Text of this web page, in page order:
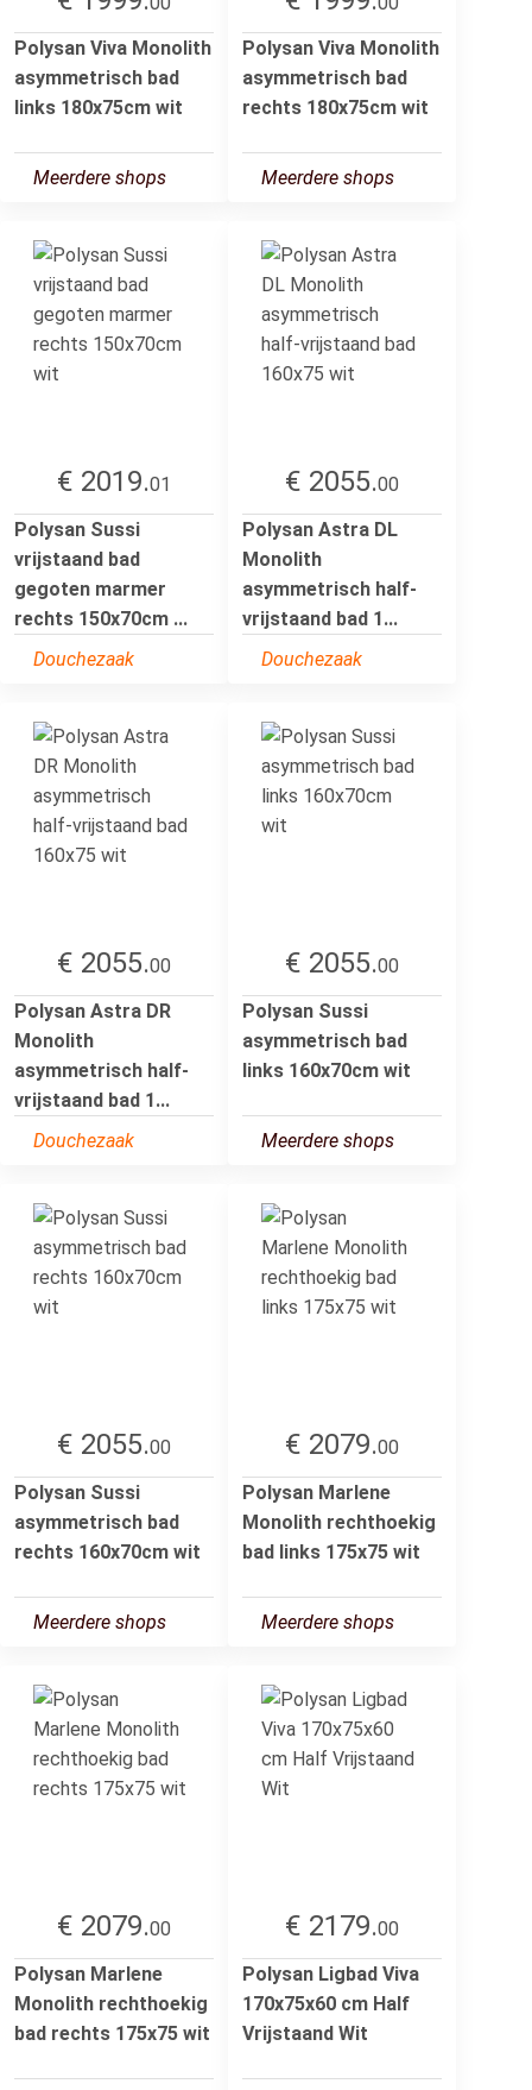
Polysan Viva Monolith
asymmetrisch bad
links 180x75cm wit
Meerdere shops
Polysan Viva Monolith
asymmetrisch bad
rechts 180x75cm wit
Meerdere shops
€ 2019.01
Polysan Sussi
vrijstaand bad
gegoten marmer
rechts 150x70cm ...
Douchezaak
€ 2055.00
Polysan Astra DL
Monolith
asymmetrisch half-
vrijstaand bad 1...
Douchezaak
€ 2055.00
Polysan Astra DR
Monolith
asymmetrisch half-
vrijstaand bad 1...
Douchezaak
€ 2055.00
Polysan Sussi
asymmetrisch bad
links 160x70cm wit
Meerdere shops
€ 2055.00
Polysan Sussi
asymmetrisch bad
rechts 160x70cm wit
Meerdere shops
€ 2079.00
Polysan Marlene
Monolith rechthoekig
bad links 175x75 wit
Meerdere shops
€ 2079.00
Polysan Marlene
Monolith rechthoekig
bad rechts 175x75 wit
€ 2179.00
Polysan Ligbad Viva
170x75x60 cm Half
Vrijstaand Wit